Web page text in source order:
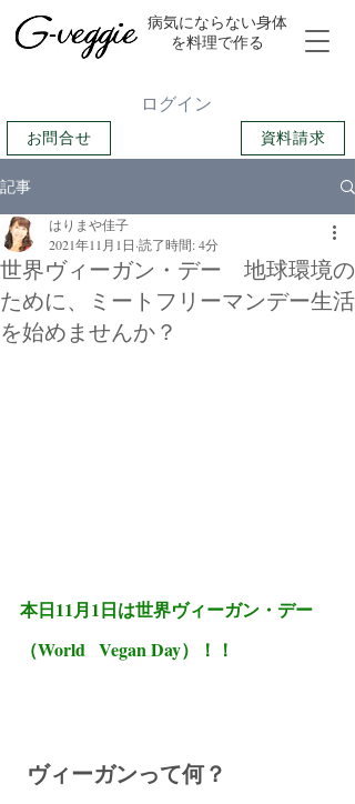
​病気にならない身体
を料理で作る
お問合せ
ログイン
資料請求
記事
世界ヴィーガン・デー 地球環境の
ために、ミートフリーマンデー生活
を始めませんか？
はりまや佳子
2021年11月1日 読了時間: 4分
本日11月1日は世界ヴィーガン・デー
（World   Vegan Day）！！
ヴィーガンって何？